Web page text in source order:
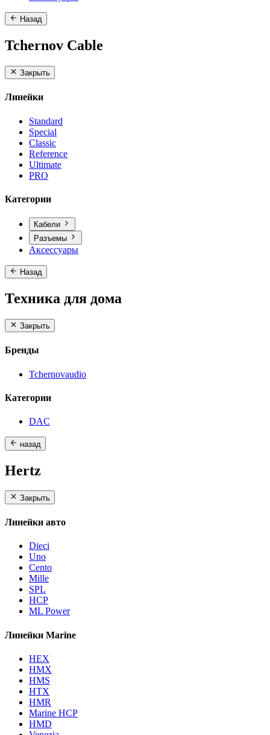
Назад
Tchernov Cable
Закрыть
Линейки
Standard
Special
Classic
Reference
Ultimate
PRO
Категории
Кабели
Разъемы
Аксессуары
Назад
Техника для дома
Закрыть
Бренды
Tchernovaudio
Категории
DAC
назад
Hertz
Закрыть
Линейки авто
Dieci
Uno
Cento
Mille
SPL
HCP
ML Power
Линейки Marine
HEX
HMX
HMS
HTX
HMR
Marine HCP
HMD